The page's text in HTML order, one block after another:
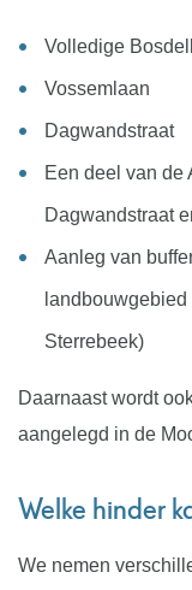
Volledige
Vossemlaan
Dagwandstraat
Een deel van de
Dagwandstraat
Aanleg van
Sterrebeek)
Daarnaast wordt
aangelegd in de
Welke hinder
We nemen